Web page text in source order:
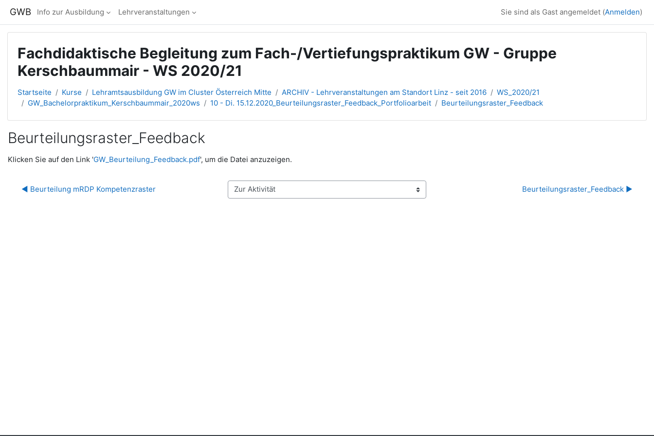
GWB Info zur Ausbildung Lehrveranstaltungen Sie sind als Gast angemeldet (Anmelden)
Fachdidaktische Begleitung zum Fach-/Vertiefungspraktikum GW - Gruppe
Kerschbaummair - WS 2020/21
Startseite Kurse Lehramtsausbildung GW im Cluster Österreich Mitte ARCHIV - Lehrveranstaltungen am Standort Linz - seit 2016
WS_2020/21
GW_Bachelorpraktikum_Kerschbaummair_2020ws
10 - Di. 15.12.2020_Beurteilungsraster_Feedback_Portfolioarbeit Beurteilungsraster_Feedback
Beurteilungsraster_Feedback
Abschlussbedingungen
Klicken Sie auf den Link 'GW_Beurteilung_Feedback.pdf', um die Datei anzuzeigen.
◀︎ Beurteilung mRDP Kompetenzraster Zur Aktivität Beurteilungsraster_Feedback ▶︎